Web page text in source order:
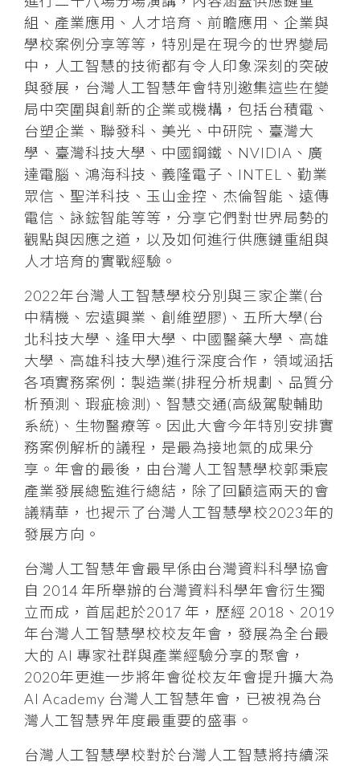
組、產業應用、人才培育、前瞻應用、企業與
學校案例分享等等，特別是在現今的世界變局
中，人工智慧的技術都有令人印象深刻的突破
與發展，台灣人工智慧年會特別邀集這些在變
局中突圍與創新的企業或機構，包括台積電、
台塑企業、聯發科、美光、中研院、臺灣大
學、臺灣科技大學、中國鋼鐵、NVIDIA、廣
達電腦、鴻海科技、義隆電子、INTEL、勤業
眾信、聖洋科技、玉山金控、杰倫智能、遠傳
電信、詠鋐智能等等，分享它們對世界局勢的
觀點與因應之道，以及如何進行供應鏈重組與
人才培育的實戰經驗。
2022年台灣人工智慧學校分別與三家企業(台
中精機、宏遠興業、創維塑膠)、五所大學(台
北科技大學、逢甲大學、中國醫藥大學、高雄
大學、高雄科技大學)進行深度合作，領域涵括
各項實務案例：製造業(排程分析規劃、品質分
析預測、瑕疵檢測)、智慧交通(高級駕駛輔助
系統)、生物醫療等。因此大會今年特別安排實
務案例解析的議程，是最為接地氣的成果分
享。年會的最後，由台灣人工智慧學校郭秉宸
產業發展總監進行總結，除了回顧這兩天的會
議精華，也揭示了台灣人工智慧學校2023年的
發展方向。
台灣人工智慧年會最早係由台灣資料科學協會
自 2014 年所舉辦的台灣資料科學年會衍生獨
立而成，首屆起於2017 年，歷經 2018、2019
年台灣人工智慧學校校友年會，發展為全台最
大的 AI 專家社群與產業經驗分享的聚會，
2020年更進一步將年會從校友年會提升擴大為
AI Academy 台灣人工智慧年會，已被視為台
灣人工智慧界年度最重要的盛事。
台灣人工智慧學校對於台灣人工智慧將持續深